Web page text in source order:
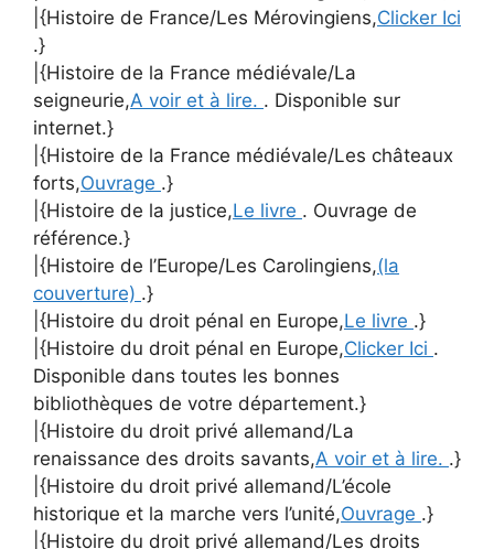
|{Histoire de France/Les Mérovingiens,Clicker Ici
.}
|{Histoire de la France médiévale/La
seigneurie,A voir et à lire. . Disponible sur
internet.}
|{Histoire de la France médiévale/Les châteaux
forts,Ouvrage .}
|{Histoire de la justice,Le livre . Ouvrage de
référence.}
|{Histoire de l’Europe/Les Carolingiens,(la
couverture) .}
|{Histoire du droit pénal en Europe,Le livre .}
|{Histoire du droit pénal en Europe,Clicker Ici .
Disponible dans toutes les bonnes
bibliothèques de votre département.}
|{Histoire du droit privé allemand/La
renaissance des droits savants,A voir et à lire. .}
|{Histoire du droit privé allemand/L’école
historique et la marche vers l’unité,Ouvrage .}
|{Histoire du droit privé allemand/Les droits